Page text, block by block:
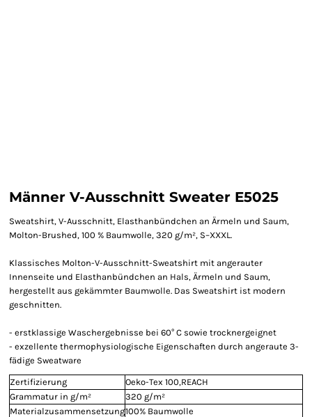
Männer V-Ausschnitt Sweater E5025
Sweatshirt, V-Ausschnitt, Elasthanbündchen an Ärmeln und Saum,
Molton-Brushed, 100 % Baumwolle, 320 g/m², S–XXXL.
Klassisches Molton-V-Ausschnitt-Sweatshirt mit angerauter
Innenseite und Elasthanbündchen an Hals, Ärmeln und Saum,
hergestellt aus gekämmter Baumwolle. Das Sweatshirt ist modern
geschnitten.
- erstklassige Waschergebnisse bei 60° C sowie trocknergeignet
- exzellente thermophysiologische Eigenschaften durch angeraute 3-
fädige Sweatware
Zertifizierung
Oeko-Tex 100,REACH
Grammatur in g/m²
320 g/m²
Materialzusammensetzung100% Baumwolle